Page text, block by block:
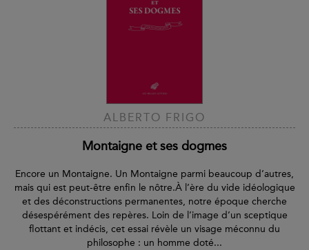
ALBERTO FRIGO
Montaigne et ses dogmes
Encore un Montaigne. Un Montaigne parmi beaucoup d’autres,
mais qui est peut-être enfin le nôtre.À l’ère du vide idéologique
et des déconstructions permanentes, notre époque cherche
désespérément des repères. Loin de l’image d’un sceptique
flottant et indécis, cet essai révèle un visage méconnu du
philosophe : un homme doté...